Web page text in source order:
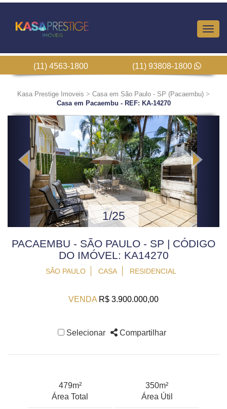
(11) 4563-1800 (11) 93808-1800
Kasa Prestige Imoveis > Casa em São Paulo - SP (Pacaembu) >
Casa em Pacaembu - REF: KA-14270
1/25
Previous
PACAEMBU - SÃO PAULO - SP | CÓDIGO
DO IMÓVEL: KA14270
SÃO PAULO CASA RESIDENCIAL
VENDA R$ 3.900.000,00
Selecionar Compartilhar
479m²
Área Total
350m²
Área Útil